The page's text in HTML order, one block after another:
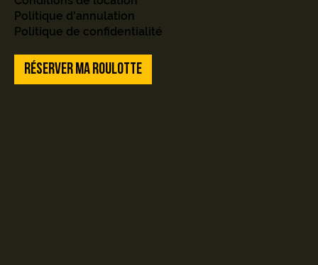
Politique d'annulation
Politique de confidentialité
RÉSERVER MA ROULOTTE